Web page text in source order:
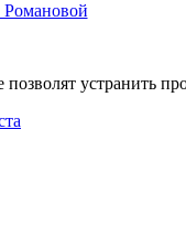
устранить